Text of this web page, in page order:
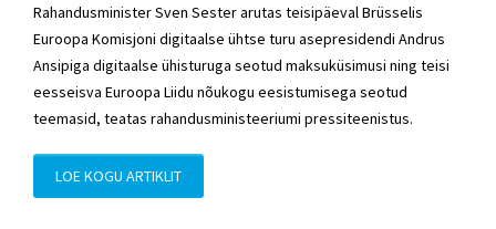
Rahandusminister Sven Sester arutas teisipäeval Brüsselis
Euroopa Komisjoni digitaalse ühtse turu asepresidendi Andrus
Ansipiga digitaalse ühisturuga seotud maksuküsimusi ning teisi
eesseisva Euroopa Liidu nõukogu eesistumisega seotud
teemasid, teatas rahandusministeeriumi pressiteenistus.
LOE KOGU ARTIKLIT